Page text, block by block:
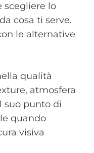
scegliere lo
cosa ti serve.
le alternative
qualità
atmosfera
suo punto di
quando
visiva